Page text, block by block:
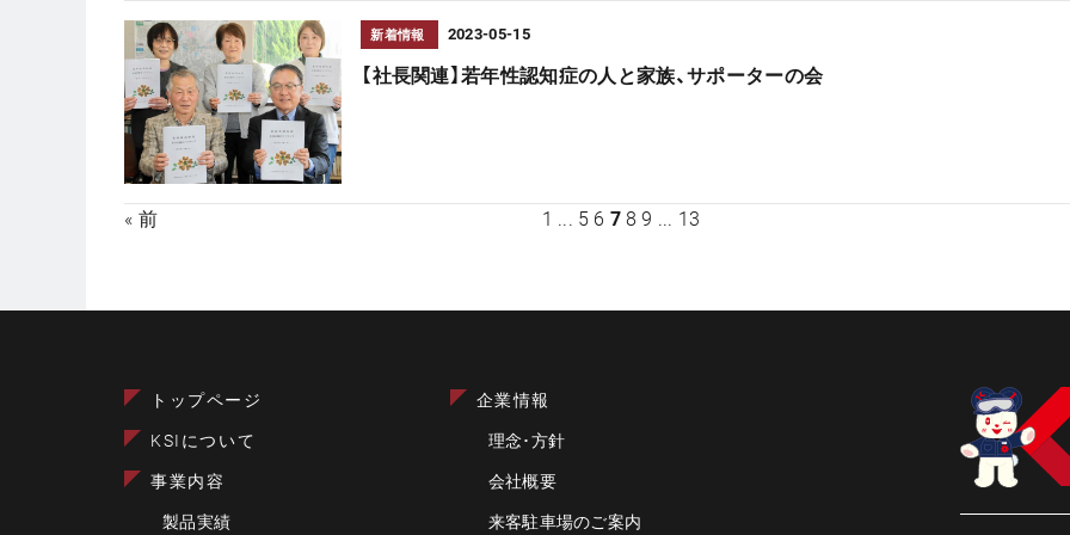
新着情報 2023-05-15
【社長関連】若年性認知症の人と家族、サポーターの会
« 前 1 ... 5 6 7 8 9 ... 13
トップページ
KSIについて
事業内容
製品実績
企業情報
理念･方針
会社概要
来客駐車場のご案内